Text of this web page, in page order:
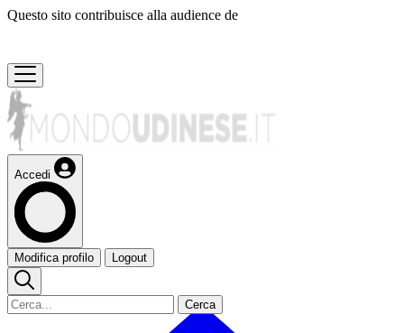
Questo sito contribuisce alla audience de
Accedi
Modifica profilo Logout
Cerca